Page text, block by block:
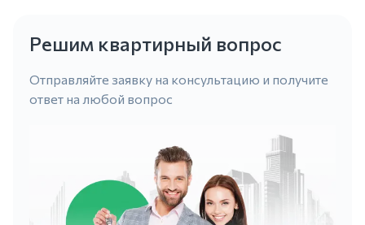
Решим квартирный вопрос
Отправляйте заявку на консультацию и получите
ответ на любой вопрос